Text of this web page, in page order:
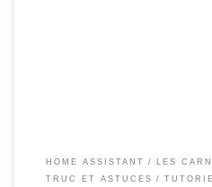
HOME ASSISTANT
LES
TRUC ET ASTUCES